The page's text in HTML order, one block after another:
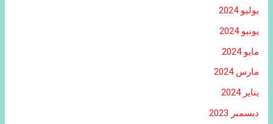
يوليو 2024
يونيو 2024
مايو 2024
مارس 2024
يناير 2024
ديسمبر 2023